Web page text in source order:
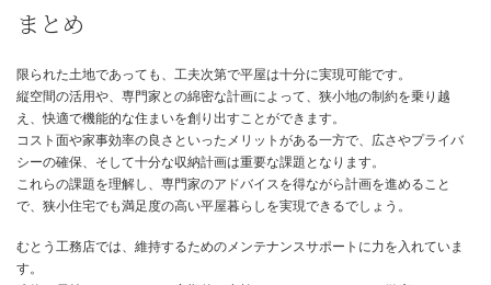
狭小平屋で快適に暮らすためには、収納計画が非常に重要になりま
がちになり、物が片付かず生活空間が散らかってしまう可能性があ
このような事態を防ぐためには、間取りの段階で、壁面収納、ニッ
チ収納、小屋裏収納などを計画的に設けることが不可欠です。
細かな物から大きな物まで、あらかじめ収納場所を決めておくこと
きりと片付いた住まいを維持しやすくなります。